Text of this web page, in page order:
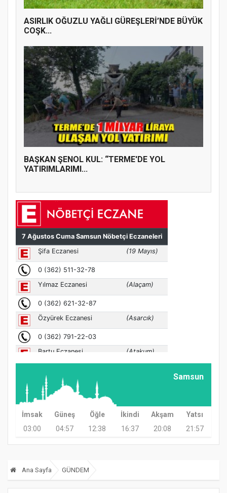
ASIRLIK OĞUZLU YAĞLI GÜREŞLERİ’NDE BÜYÜK
COŞK...
BAŞKAN ŞENOL KUL: “TERME'DE YOL
YATIRIMLARIMI...
Samsun
İmsak Güneş Öğle İkindi Akşam
Yatsı
03:00
04:57 12:38 16:37 20:08 21:57
Ana Sayfa GÜNDEM